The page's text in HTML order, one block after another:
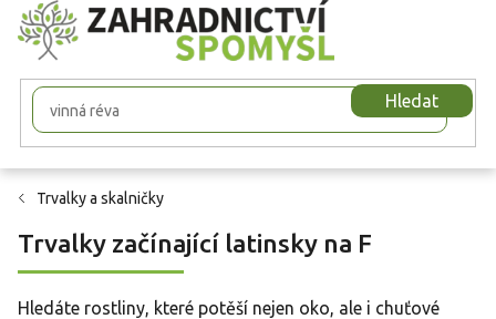
Přejít
na
obsah
Hledat
Trvalky a skalničky
Trvalky začínající latinsky na F
Hledáte rostliny, které potěší nejen oko, ale i chuťové